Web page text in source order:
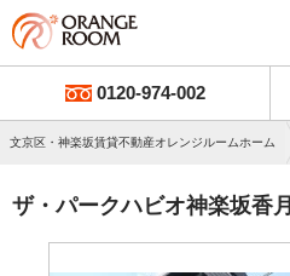
0120-974-002
文京区・神楽坂賃貸不動産オレンジルームホーム
ザ・パークハビオ神楽坂香月